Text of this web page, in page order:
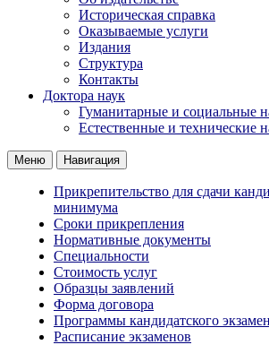
Историческая справка
Оказываемые услуги
Издания
Структура
Контакты
Доктора наук
Гуманитарные и социальные
Естественные и технические
Меню Навигация
Прикрепительство для сдачи
минимума
Сроки прикрепления
Нормативные документы
Специальности
Стоимость услуг
Образцы заявлений
Форма договора
Программы кандидатского
Расписание экзаменов